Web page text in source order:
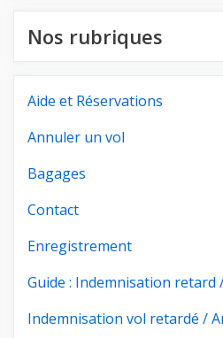
Nos rubriques
Aide et Réservations
Annuler un vol
Bagages
Contact
Enregistrement
Guide : Indemnisation retard
Indemnisation vol retardé /